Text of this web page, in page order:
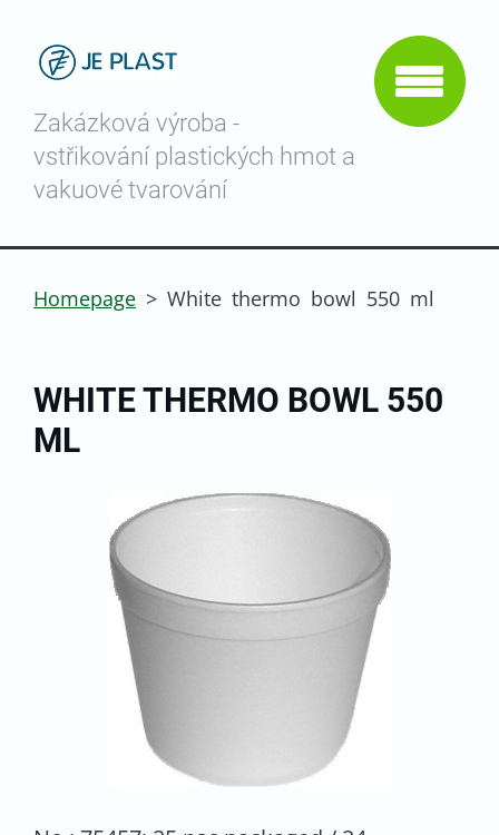
Zakázková výroba -
vstřikování plastických hmot a
vakuové tvarování
Homepage > White thermo bowl 550 ml
WHITE THERMO BOWL 550
ML